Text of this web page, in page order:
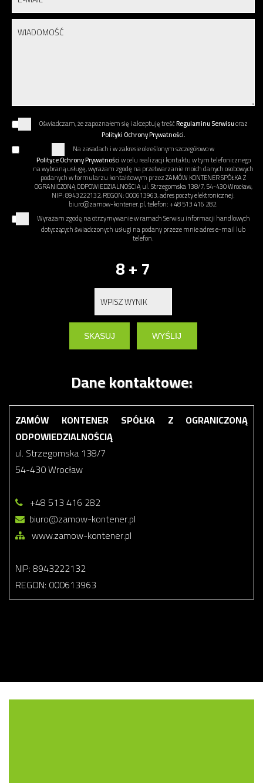
Oświadczam, że zapoznałem się i akceptuję treśćRegulaminu Serwisuoraz
Polityki Ochrony Prywatności.
Na zasadach i w zakresie określonym szczegółowo w
Polityce Ochrony Prywatnościw celu realizacji kontaktu w tym telefonicznego
na wybraną usługę, wyrażam zgodę na przetwarzanie moich danych osobowych
podanych w formularzu kontaktowym przez ZAMÓW KONTENER SPÓŁKA Z
OGRANICZONĄ ODPOWIEDZIALNOŚCIĄ ul. Strzegomska 138/7, 54-430 Wrocław,
NIP: 8943222132, REGON: 000613963, adres poczty elektronicznej:
biuro@zamow-kontener.pl, telefon: +48 513 416 282.
Wyrażam zgodę na otrzymywanie w ramach Serwisu informacji handlowych
dotyczących świadczonych usługi na podany przeze mnie adres e-mail lub
telefon.
8 + 7
Dane kontaktowe:
ZAMÓW KONTENER SPÓŁKA Z OGRANICZONĄ
ODPOWIEDZIALNOŚCIĄ
ul. Strzegomska 138/7
54-430 Wrocław
+48 513 416 282
biuro@zamow-kontener.pl
www.zamow-kontener.pl
NIP: 8943222132
REGON: 000613963